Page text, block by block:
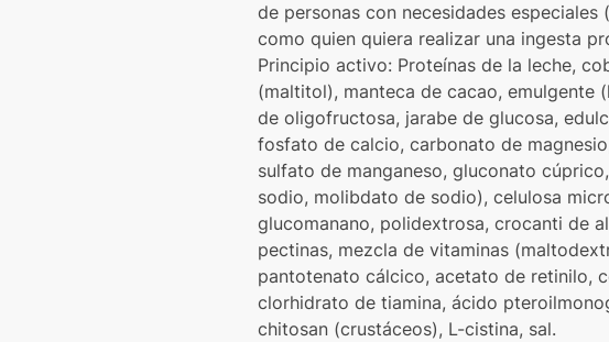
de personas con necesidades
como quien quiera realizar una ingesta
Principio activo: Proteínas de la leche,
(maltitol), manteca de cacao, emulgente
de oligofructosa, jarabe de glucosa,
fosfato de calcio, carbonato de
sulfato de manganeso, gluconato
sodio, molibdato de sodio), celulosa
glucomanano, polidextrosa, crocanti de
pectinas, mezcla de vitaminas
pantotenato cálcico, acetato de retinilo,
clorhidrato de tiamina, ácido
chitosan (crustáceos), L-cistina, sal.